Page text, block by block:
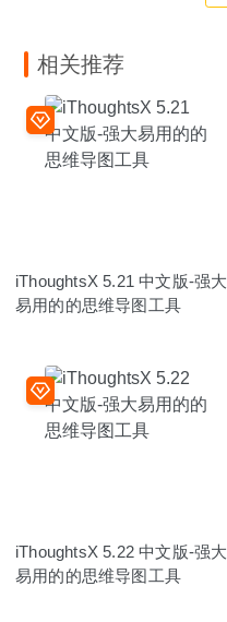
相关推荐
iThoughtsX 5.21 中文版-强大
易用的的思维导图工具
iThoughtsX 5.22 中文版-强大
易用的的思维导图工具